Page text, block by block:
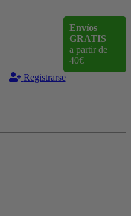
Envíos
GRATIS
a partir de
40€
Registrarse